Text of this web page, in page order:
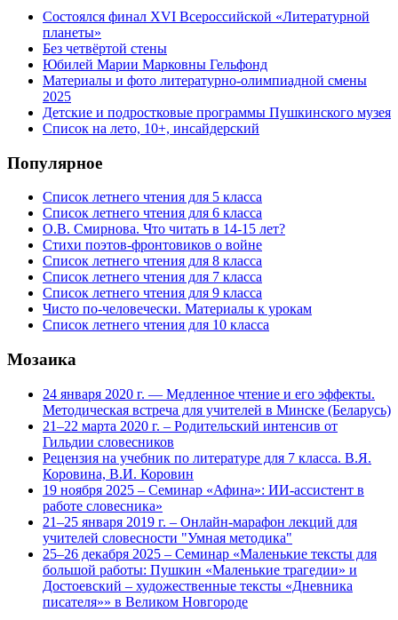
Состоялся финал XVI Всероссийской «Литературной
планеты»
Без четвёртой стены
Юбилей Марии Марковны Гельфонд
Материалы и фото литературно-олимпиадной смены
2025
Детские и подростковые программы Пушкинского музея
Список на лето, 10+, инсайдерский
Популярное
Список летнего чтения для 5 класса
Список летнего чтения для 6 класса
О.В. Смирнова. Что читать в 14-15 лет?
Стихи поэтов-фронтовиков о войне
Список летнего чтения для 8 класса
Список летнего чтения для 7 класса
Список летнего чтения для 9 класса
Чисто по-человечески. Материалы к урокам
Список летнего чтения для 10 класса
Мозаика
24 января 2020 г. — Медленное чтение и его эффекты.
Методическая встреча для учителей в Минске (Беларусь)
21–22 марта 2020 г. – Родительский интенсив от
Гильдии словесников
Рецензия на учебник по литературе для 7 класса. В.Я.
Коровина, В.И. Коровин
19 ноября 2025 – Семинар «Афина»: ИИ-ассистент в
работе словесника»
21–25 января 2019 г. – Онлайн-марафон лекций для
учителей словесности "Умная методика"
25–26 декабря 2025 – Семинар «Маленькие тексты для
большой работы: Пушкин «Маленькие трагедии» и
Достоевский – художественные тексты «Дневника
писателя»» в Великом Новгороде